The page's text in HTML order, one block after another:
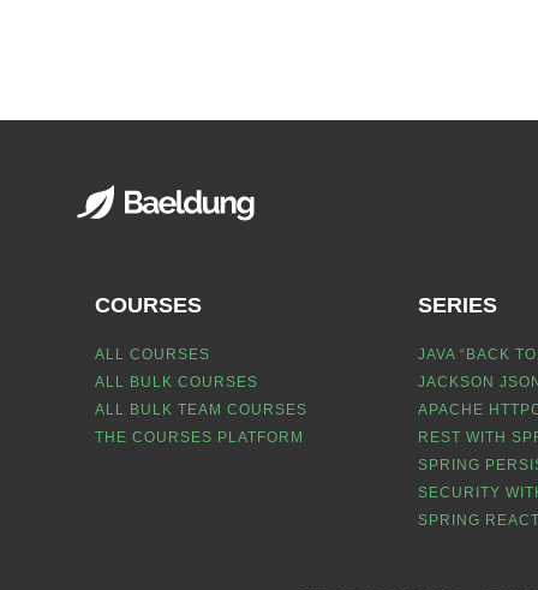
COURSES
ALL COURSES
ALL BULK COURSES
ALL BULK TEAM COURSES
THE COURSES PLATFORM
SERIES
JAVA “BACK
JACKSON
APACHE
REST WITH
SPRING
SECURITY
SPRING